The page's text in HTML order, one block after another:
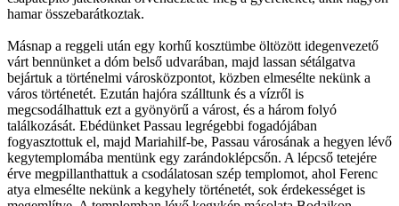
hamar összebarátkoztak.
Másnap a reggeli után egy korhű kosztümbe öltözött idegenvezető
várt bennünket a dóm belső udvarában, majd lassan sétálgatva
bejártuk a történelmi városközpontot, közben elmesélte nekünk a
város történetét. Ezután hajóra szálltunk és a vízről is
megcsodálhattuk ezt a gyönyörű a várost, és a három folyó
találkozását. Ebédünket Passau legrégebbi fogadójában
fogyasztottuk el, majd Mariahilf-be, Passau városának a hegyen lévő
kegytemplomába mentünk egy zarándoklépcsőn. A lépcső tetejére
érve megpillanthattuk a csodálatosan szép templomot, ahol Ferenc
atya elmesélte nekünk a kegyhely történetét, sok érdekességet is